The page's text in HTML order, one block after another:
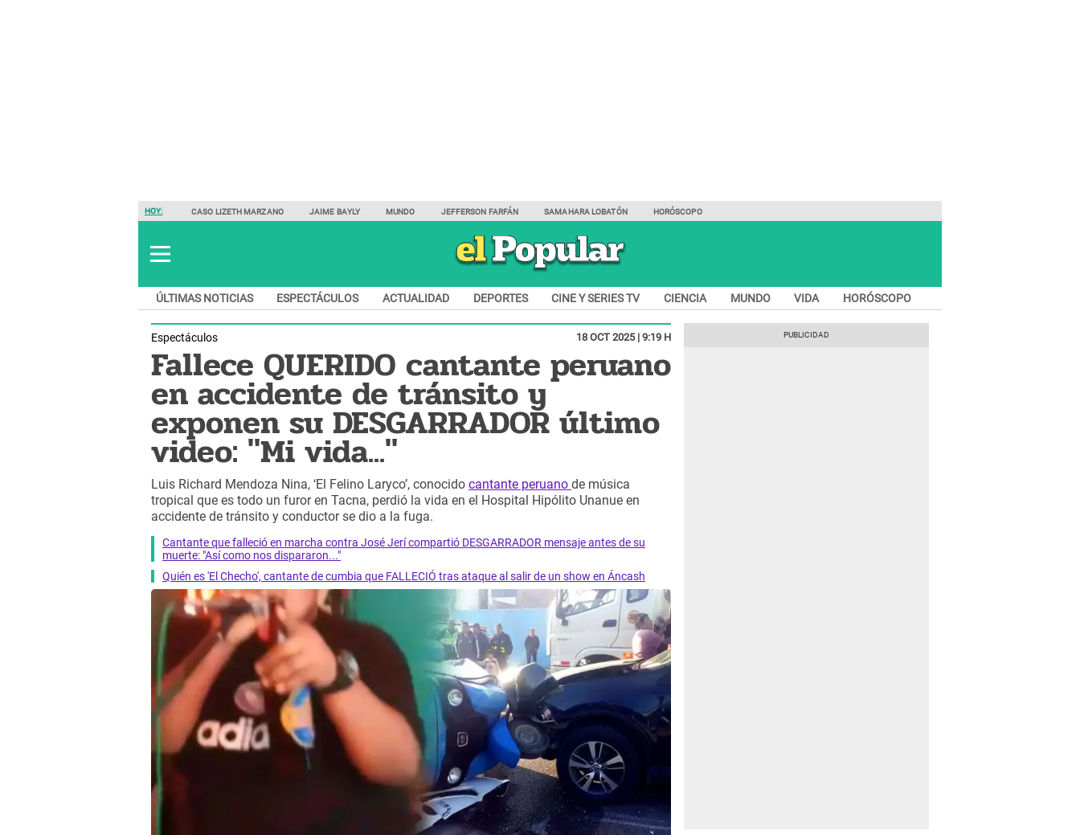
HOY: CASO LIZETH MARZANO JAIME BAYLY MUNDO JEFFERSON FARFÁN SAMAHARA LOBATÓN HORÓSCOPO
ÚLTIMAS NOTICIAS ESPECTÁCULOS ACTUALIDAD DEPORTES CINE Y SERIES TV CIENCIA MUNDO VIDA HORÓSCOPO
Espectáculos 18 OCT 2025 | 9:19 H
Fallece QUERIDO cantante peruano
en accidente de tránsito y
exponen su DESGARRADOR último
video: "Mi vida..."
Luis Richard Mendoza Nina, ‘El Felino Laryco’, conocido cantante peruano de música
tropical que es todo un furor en Tacna, perdió la vida en el Hospital Hipólito Unanue en
accidente de tránsito y conductor se dio a la fuga.
Cantante que falleció en marcha contra José Jerí compartió DESGARRADOR mensaje antes de su
muerte: "Así como nos dispararon..."
Quién es 'El Checho', cantante de cumbia que FALLECIÓ tras ataque al salir de un show en Áncash